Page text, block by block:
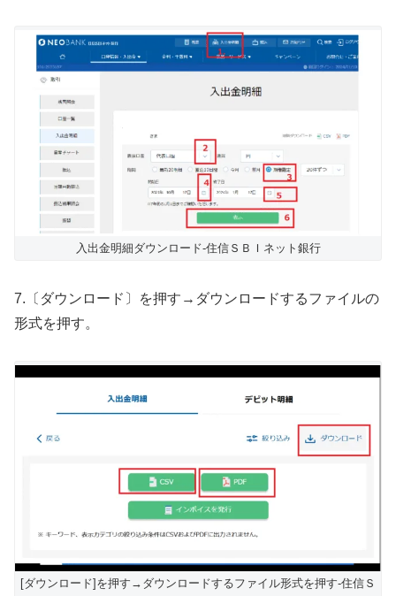
入出金明細ダウンロード-住信ＳＢＩネット銀行
7.〔ダウンロード〕を押す→ダウンロードするファイルの
形式を押す。
[ダウンロード]を押す→ダウンロードするファイル形式を押す-住信Ｓ